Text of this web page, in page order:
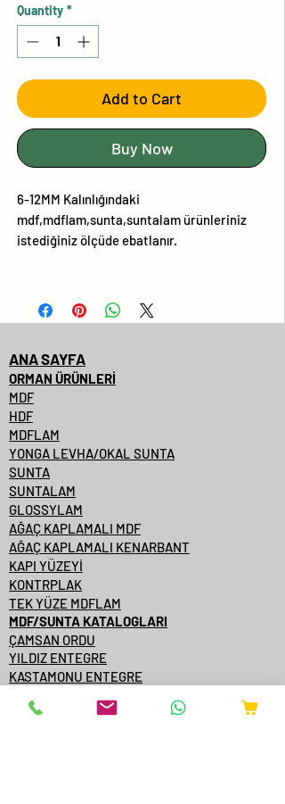
Quantity *
Add to Cart
Buy Now
6-12MM Kalınlığındaki
mdf,mdflam,sunta,suntalam ürünleriniz
istediğiniz ölçüde ebatlanır.
ANA SAYFA
ORMAN ÜRÜNLERİ
MDF
HDF
MDFLAM
YONGA LEVHA/OKAL SUNTA
SUNTA
SUNTALAM
GLOSSYLAM
AĞAÇ KAPLAMALI MDF
AĞAÇ KAPLAMALI KENARBANT
KAPI YÜZEYİ
KONTRPLAK
TEK YÜZE MDFLAM
MDF/SUNTA KATALOGLARI
ÇAMSAN ORDU
YILDIZ ENTEGRE
KASTAMONU ENTEGRE
TAVERPAN